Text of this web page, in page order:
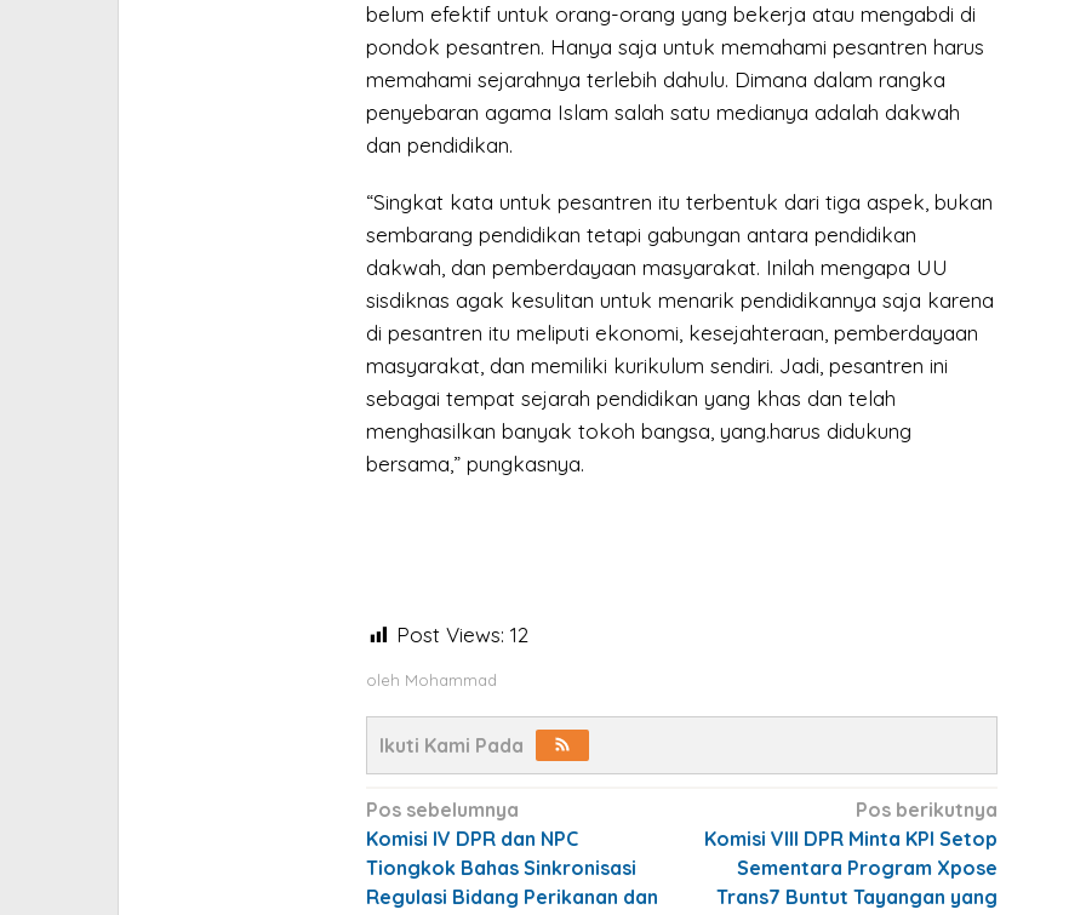
belum efektif untuk orang-orang yang bekerja atau mengabdi di
pondok pesantren. Hanya saja untuk memahami pesantren harus
memahami sejarahnya terlebih dahulu. Dimana dalam rangka
penyebaran agama Islam salah satu medianya adalah dakwah
dan pendidikan.
“Singkat kata untuk pesantren itu terbentuk dari tiga aspek, bukan
sembarang pendidikan tetapi gabungan antara pendidikan
dakwah, dan pemberdayaan masyarakat. Inilah mengapa UU
sisdiknas agak kesulitan untuk menarik pendidikannya saja karena
di pesantren itu meliputi ekonomi, kesejahteraan, pemberdayaan
masyarakat, dan memiliki kurikulum sendiri. Jadi, pesantren ini
sebagai tempat sejarah pendidikan yang khas dan telah
menghasilkan banyak tokoh bangsa, yang.harus didukung
bersama,” pungkasnya.
Post Views: 12
oleh Mohammad
Ikuti Kami Pada
Navigasi
pos
Pos sebelumnya
Komisi IV DPR dan NPC
Tiongkok Bahas Sinkronisasi
Regulasi Bidang Perikanan dan
Pos berikutnya
Komisi VIII DPR Minta KPI Setop
Sementara Program Xpose
Trans7 Buntut Tayangan yang